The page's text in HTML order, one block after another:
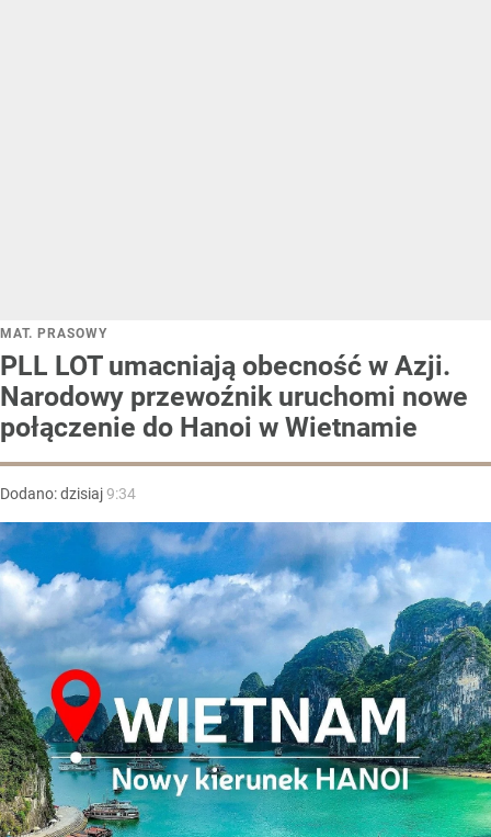
MAT. PRASOWY
PLL LOT umacniają obecność w Azji.
Narodowy przewoźnik uruchomi nowe
połączenie do Hanoi w Wietnamie
Dodano:dzisiaj9:34